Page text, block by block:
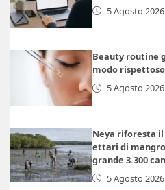
5 Agosto 2026
Beauty routine
modo
5 Agosto 2026
Neya riforesta il
ettari di
grande 3.300
5 Agosto 2026